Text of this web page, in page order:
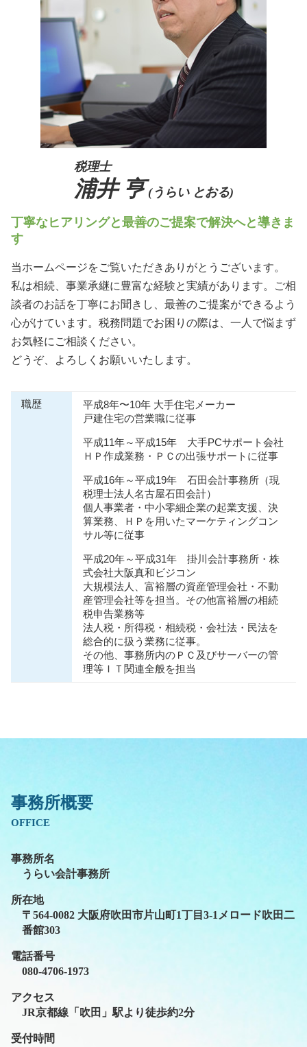
事業承継 個人
従業員承継
事業承継 親子
相続 京都府
事業承継 兵庫県
生前対策 兵庫県
生前対策 阪神間
生前対策 吹田市
税理士
浦井 亨 (うらい とおる)
丁寧なヒアリングと最善のご提案で解決へと導きま
す
当ホームページをご覧いただきありがとうございます。
私は相続、事業承継に豊富な経験と実績があります。ご相
談者のお話を丁寧にお聞きし、最善のご提案ができるよう
心がけています。税務問題でお困りの際は、一人で悩まず
お気軽にご相談ください。
どうぞ、よろしくお願いいたします。
職歴
平成8年〜10年 大手住宅メーカー
戸建住宅の営業職に従事
平成11年～平成15年 大手PCサポート会社
ＨＰ作成業務・ＰＣの出張サポートに従事
平成16年～平成19年 石田会計事務所（現
税理士法人名古屋石田会計）
個人事業者・中小零細企業の起業支援、決
算業務、ＨＰを用いたマーケティングコン
サル等に従事
平成20年～平成31年 掛川会計事務所・株
式会社大阪真和ビジコン
大規模法人、富裕層の資産管理会社・不動
産管理会社等を担当。その他富裕層の相続
税申告業務等
法人税・所得税・相続税・会社法・⺠法を
総合的に扱う業務に従事。
その他、事務所内のＰＣ及びサーバーの管
理等ＩＴ関連全般を担当
事務所概要
OFFICE
事務所名
うらい会計事務所
所在地
〒564-0082 大阪府吹田市片山町1丁目3-1メロード吹田二
番館303
電話番号
080-4706-1973
アクセス
JR京都線「吹田」駅より徒歩約2分
受付時間